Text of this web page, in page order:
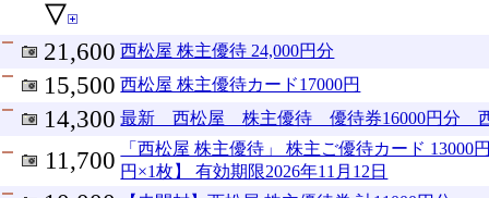
▽
21,600 西松屋 株主優待 24,000円分
15,500 西松屋 株主優待カード17000円
14,300 最新 西松屋 株主優待 優待券16000円分
11,700
「西松屋 株主優待」 株主ご優待カード 13000
円×1枚】 有効期限2026年11月12日